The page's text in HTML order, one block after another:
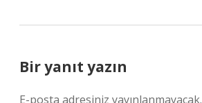
Bir yanıt yazın
E-posta adresiniz yayınlanmayacak.